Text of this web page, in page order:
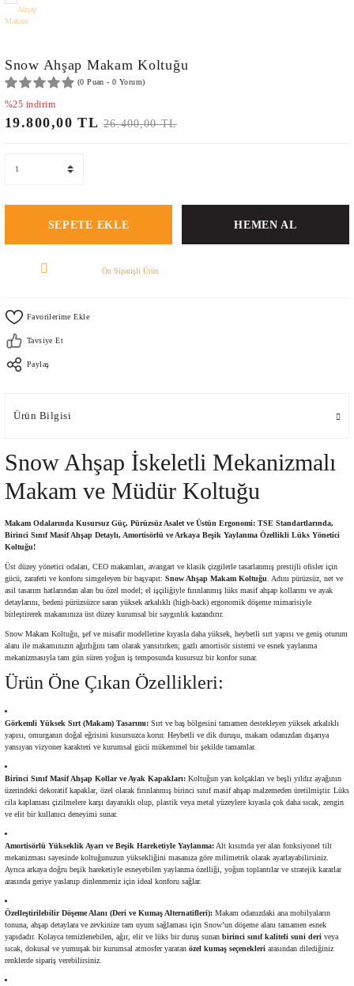
Snow Ahşap Makam Koltuğu
(0 Puan - 0 Yorum)
%25 indirim
19.800,00 TL 26.400,00 TL
SEPETE EKLE HEMEN AL
Ön Siparişli Ürün
Tavsiye Et
Paylaş
Ürün Bilgisi
Snow Ahşap İskeletli Mekanizmalı
Makam ve Müdür Koltuğu
Makam Odalarında Kusursuz Güç, Pürüzsüz Asalet ve Üstün Ergonomi: TSE Standartlarında,
Birinci Sınıf Masif Ahşap Detaylı, Amortisörlü ve Arkaya Beşik Yaylanma Özellikli Lüks Yönetici
Koltuğu!
Üst düzey yönetici odaları, CEO makamları, avangart ve klasik çizgilerle tasarlanmış prestijli ofisler için
gücü, zarafeti ve konforu simgeleyen bir başyapıt: Snow Ahşap Makam Koltuğu . Adını pürüzsüz, net ve
asil tasarım hatlarından alan bu özel model; el işçiliğiyle fırınlanmış lüks masif ahşap kollarını ve ayak
detaylarını, bedeni pürüzsüzce saran yüksek arkalıklı (high-back) ergonomik döşeme mimarisiyle
birleştirerek makamınıza üst düzey kurumsal bir saygınlık kazandırır.
Snow Makam Koltuğu, şef ve misafir modellerine kıyasla daha yüksek, heybetli sırt yapısı ve geniş oturum
alanı ile makamınızın ağırlığını tam olarak yansıtırken; gazlı amortisör sistemi ve esnek yaylanma
mekanizmasıyla tam gün süren yoğun iş temposunda kusursuz bir konfor sunar.
Ürün Öne Çıkan Özellikleri:
Görkemli Yüksek Sırt (Makam) Tasarımı: Sırt ve baş bölgesini tamamen destekleyen yüksek arkalıklı
yapısı, omurganın doğal eğrisini kusursuzca korur. Heybetli ve dik duruşu, makam odanızdan dışarıya
yansıyan vizyoner karakteri ve kurumsal gücü mükemmel bir şekilde tamamlar.
Birinci Sınıf Masif Ahşap Kollar ve Ayak Kapakları: Koltuğun yan kolçakları ve beşli yıldız ayağının
üzerindeki dekoratif kapaklar, özel olarak fırınlanmış birinci sınıf masif ahşap malzemeden üretilmiştir. Lüks
cila kaplaması çizilmelere karşı dayanıklı olup, plastik veya metal yüzeylere kıyasla çok daha sıcak, zengin
ve elit bir kullanıcı deneyimi sunar.
Amortisörlü Yükseklik Ayarı ve Beşik Hareketiyle Yaylanma: Alt kısımda yer alan fonksiyonel tilt
mekanizması sayesinde koltuğunuzun yüksekliğini masanıza göre milimetrik olarak ayarlayabilirsiniz.
Ayrıca arkaya doğru beşik hareketiyle esneyebilen yaylanma özelliği, yoğun toplantılar ve stratejik kararlar
arasında geriye yaslanıp dinlenmeniz için ideal konforu sağlar.
Özelleştirilebilir Döşeme Alanı (Deri ve Kumaş Alternatifleri): Makam odanızdaki ana mobilyaların
tonuna, ahşap detaylara ve zevkinize tam uyum sağlaması için Snow’un döşeme alanı tamamen esnek
yapıdadır. Kolayca temizlenebilen, ağır, elit ve lüks bir duruş sunan birinci sınıf kaliteli suni deri veya
sıcak, dokusal ve yumuşak bir kurumsal atmosfer yaratan özel kumaş seçenekleri arasından dilediğiniz
renklerde sipariş verebilirsiniz.